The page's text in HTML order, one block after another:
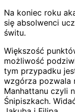
Na koniec roku
się absolwenci
świtu.
Większość
możliwość
tym przypadku
wzgórza pozwala
Manhattanu czyli
Śnipiszkach.